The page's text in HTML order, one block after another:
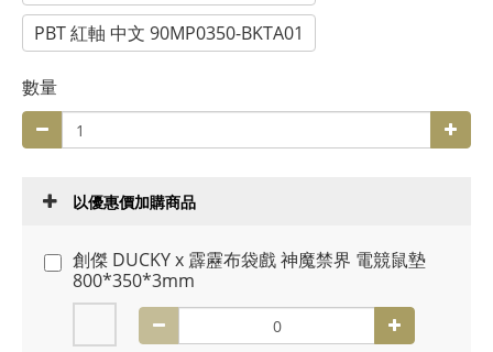
PBT 紅軸 中文 90MP0350-BKTA01
數量
以優惠價加購商品
創傑 DUCKY x 霹靂布袋戲 神魔禁界 電競鼠墊
800*350*3mm